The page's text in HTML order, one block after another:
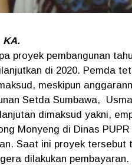
KA.
proyek pembangunan
di 2020. Pemda
meskipun
Setda Sumbawa,
dimaksud yakni,
Monyeng di Dinas
Saat ini proyek
dilakukan pembayaran.